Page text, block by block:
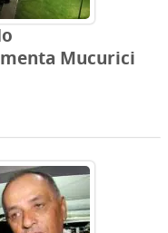
Mucurici